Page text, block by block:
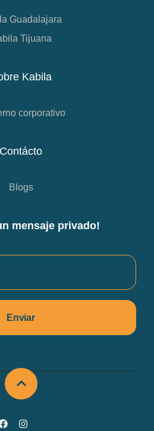
Guadalajara
Tijuana
Kabila
corporativo
Contácto
Blogs
mensaje privado!
Enviar